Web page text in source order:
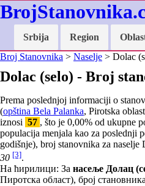
Srbija Region
Broj Stanovnika > Naselje > Dolac
Dolac (selo) - Broj
Prema poslednjoj informaciji o
(opština Bela Palanka, Pirotska
iznosi 57 , što je 0,00% od ukupne
populacija menjala kao za poslednji
godišnje), broj stanovnika za
30 [3].
На ћирилици: За насеље Долац
Пиротска област), број